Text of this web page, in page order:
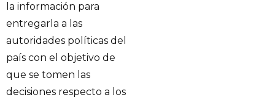
la información para
entregarla a las
autoridades políticas del
país con el objetivo de
que se tomen las
decisiones respecto a los